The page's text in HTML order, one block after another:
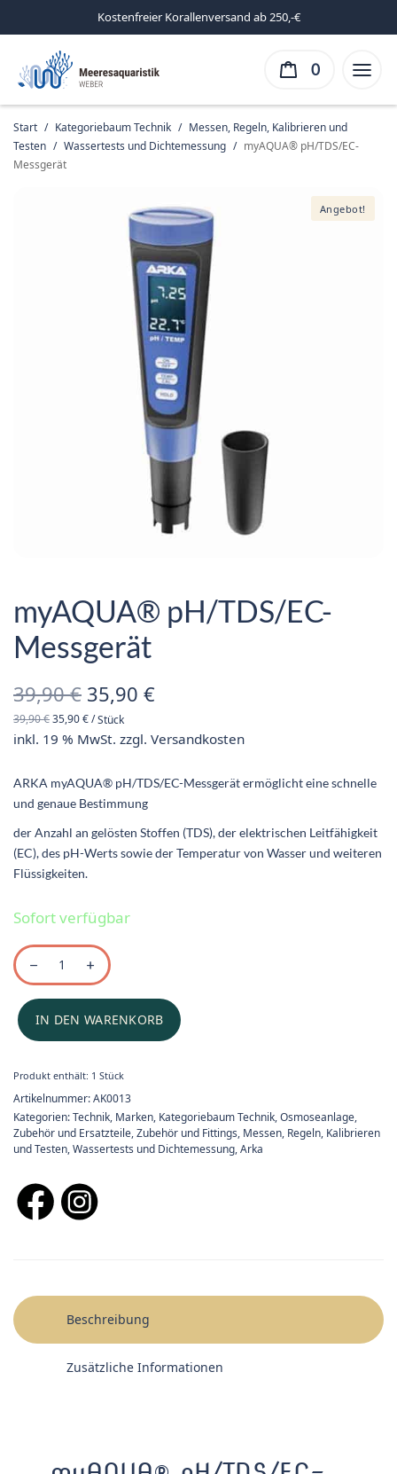
Kostenfreier Korallenversand ab 250,-€
0
Start / Kategoriebaum Technik / Messen, Regeln, Kalibrieren und
Testen / Wassertests und Dichtemessung / myAQUA® pH/TDS/EC-
Messgerät
Angebot!
myAQUA® pH/TDS/EC-
Messgerät
39,90€ Ursprünglicher
Preis war:
35,90€
39,90€35,90€/Stück
inkl. 19 % MwSt. zzgl.Versandkosten
ARKA myAQUA® pH/TDS/EC-Mess­gerät ermög­licht eine schnelle
und genaue Bestimmung
der Anzahl an gelösten Stoffen (TDS), der elektrischen Leitfähigkeit
(EC), des pH-Werts sowie der Temperatur von Wasser und weiteren
Flüssigkeiten.
Sofort verfügbar
IN DEN WARENKORB
Produkt enthält: 1Stück
Artikelnummer:AK0013
Kategorien:Technik, Marken, Kategoriebaum Technik,Osmoseanlage,
Zubehör und Ersatzteile,Zubehör und Fittings, Messen, Regeln, Kalibrieren
und Testen,Wassertests und Dichtemessung,Arka
Beschreibung
Zusätzliche Informationen